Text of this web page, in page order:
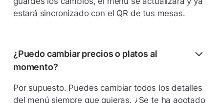
estará sincronizado con el QR de tus mesas.
¿Puedo cambiar precios o platos al
momento?
Por supuesto. Puedes cambiar todos los detalles
del menú siempre que quieras. ¿Se te ha agotado